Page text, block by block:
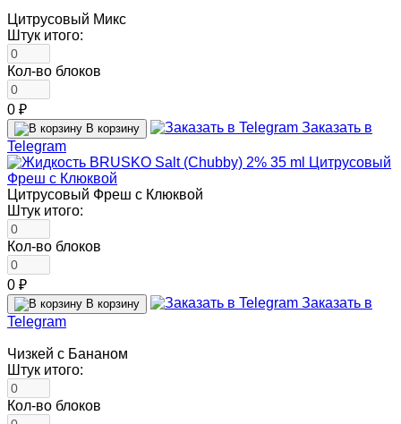
Цитрусовый Микс
Штук итого:
Кол-во блоков
0 ₽
В корзину
Заказать в
Telegram
Цитрусовый Фреш с Клюквой
Штук итого:
Кол-во блоков
0 ₽
В корзину
Заказать в
Telegram
Чизкей с Бананом
Штук итого:
Кол-во блоков